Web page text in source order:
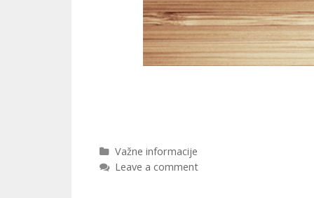
Važne informacije
Leave a comment